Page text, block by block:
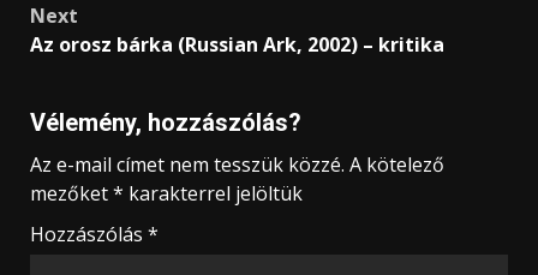
Next
Az orosz bárka (Russian Ark, 2002) – kritika
Vélemény, hozzászólás?
Az e-mail címet nem tesszük közzé. A kötelező
mezőket* karakterrel jelöltük
Hozzászólás *